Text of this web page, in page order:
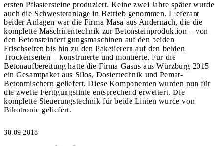
ersten Pflastersteine produziert. Keine zwei Jahre später wurde
auch die Schwesteranlage in Betrieb genommen. Lieferant
beider Anlagen war die Firma Masa aus Andernach, die die
komplette Maschinentechnik zur Betonsteinproduktion – von
den Betonsteinfertigungsmaschinen auf den beiden
Frischseiten bis hin zu den Paketierern auf den beiden
Trockenseiten – konstruierte und montierte. Für die
Betonaufbereitung hatte die Firma Gasus aus Würzburg 2015
ein Gesamtpaket aus Silos, Dosiertechnik und Pemat-
Betonmischern geliefert. Diese Komponenten wurden nun für
die zweite Fertigungslinie entsprechend erweitert. Die
komplette Steuerungstechnik für beide Linien wurde von
Bikotronic geliefert.
30.09.2018